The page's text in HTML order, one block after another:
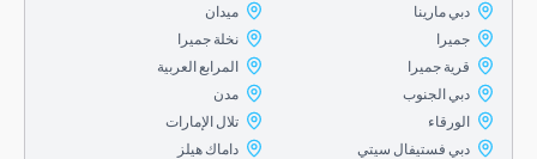
دبي مارينا
قرية جميرا
دبي الجنوب
دبي فستيفال سيتي
نخلة جميرا
المرابع العربية
تلال الإمارات
داماك هيلز